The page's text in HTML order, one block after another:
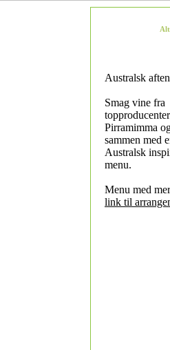
Australsk aften
Smag vine fra
Pirramimma
sammen med
Australsk
menu.
Menu med
link til